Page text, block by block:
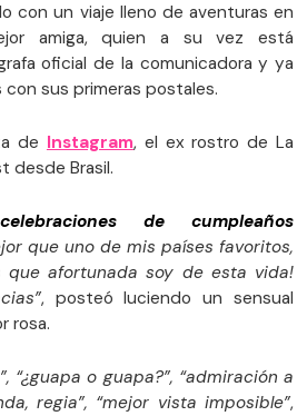
con un viaje lleno de aventuras en
amiga, quien a su vez está
oficial de la comunicadora y ya
sus primeras postales.
de Instagram, el ex rostro de La
desde Brasil.
de cumpleaños
que uno de mis países favoritos,
que afortunada soy de esta vida!
, posteó luciendo un sensual
rosa.
“¿guapa o guapa?”, “admiración a
regia”, “mejor vista imposible”,